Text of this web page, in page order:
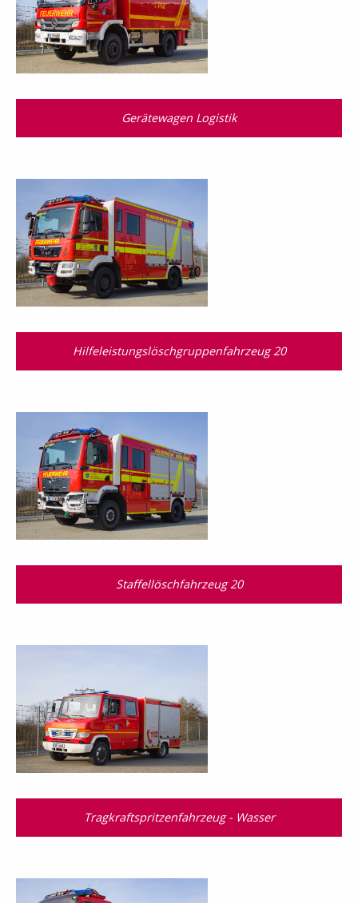
Gerätewagen Logistik
Hilfeleistungslösch­gruppen­fahrzeug 20
Staffellöschfahrzeug 20
Tragkraftspritzenfahrzeug - Wasser